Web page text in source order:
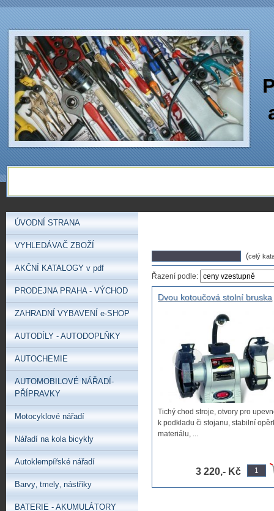
(celý
Řazení podle:
Dvou kotoučová stolní bruska
dvoukotoučová stolní bruska
osvětlením 15cm kotouče
Tichý chod stroje, otvory pro
k podkladu či stojanu, stabilní
materiálu, ...
3 220,- Kč
ÚVODNÍ STRANA
VYHLEDÁVAČ ZBOŽÍ
AKČNÍ KATALOGY v pdf
PRODEJNA PRAHA - VÝCHOD
ZAHRADNÍ VYBAVENÍ e-SHOP
AUTODÍLY - AUTODOPLŇKY
AUTOCHEMIE
AUTOMOBILOVÉ NÁŘADÍ-
PŘÍPRAVKY
Motocyklové nářadí
Nářadí na kola bicykly
Autoklempířské nářadí
Barvy‚ tmely‚ nástřiky
BATERIE - AKUMULÁTORY